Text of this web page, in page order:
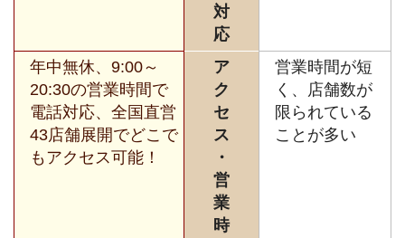
対
応
年中無休、9:00～
20:30の営業時間で
電話対応、全国直営
43店舗展開でどこで
もアクセス可能！
ア
ク
セ
ス
・
営
業
時
営業時間が短
く、店舗数が
限られている
ことが多い